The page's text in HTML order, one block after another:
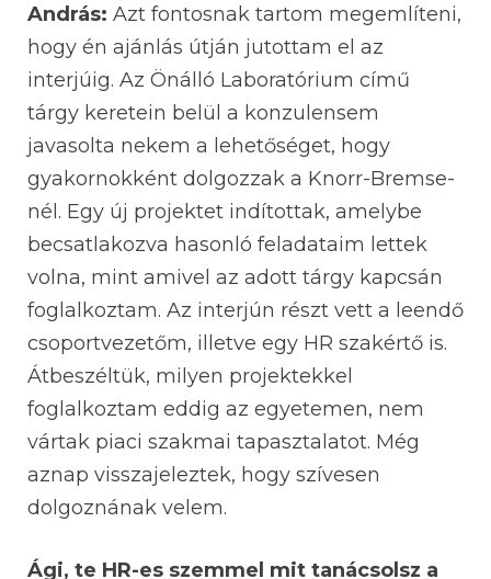
András: Azt fontosnak tartom megemlíteni,
hogy én ajánlás útján jutottam el az
interjúig. Az Önálló Laboratórium című
tárgy keretein belül a konzulensem
javasolta nekem a lehetőséget, hogy
gyakornokként dolgozzak a Knorr-Bremse-
nél. Egy új projektet indítottak, amelybe
becsatlakozva hasonló feladataim lettek
volna, mint amivel az adott tárgy kapcsán
foglalkoztam. Az interjún részt vett a leendő
csoportvezetőm, illetve egy HR szakértő is.
Átbeszéltük, milyen projektekkel
foglalkoztam eddig az egyetemen, nem
vártak piaci szakmai tapasztalatot. Még
aznap visszajeleztek, hogy szívesen
dolgoznának velem.
Ági, te HR-es szemmel mit tanácsolsz a